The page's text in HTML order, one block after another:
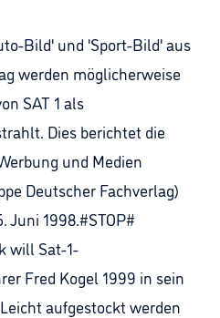
Bild' und 'Sport-Bild' aus
werden möglicherweise
SAT 1 als
Dies berichtet die
und Medien
Deutscher Fachverlag)
Juni 1998.#STOP#
will Sat-1-
Fred Kogel 1999 in sein
aufgestockt werden